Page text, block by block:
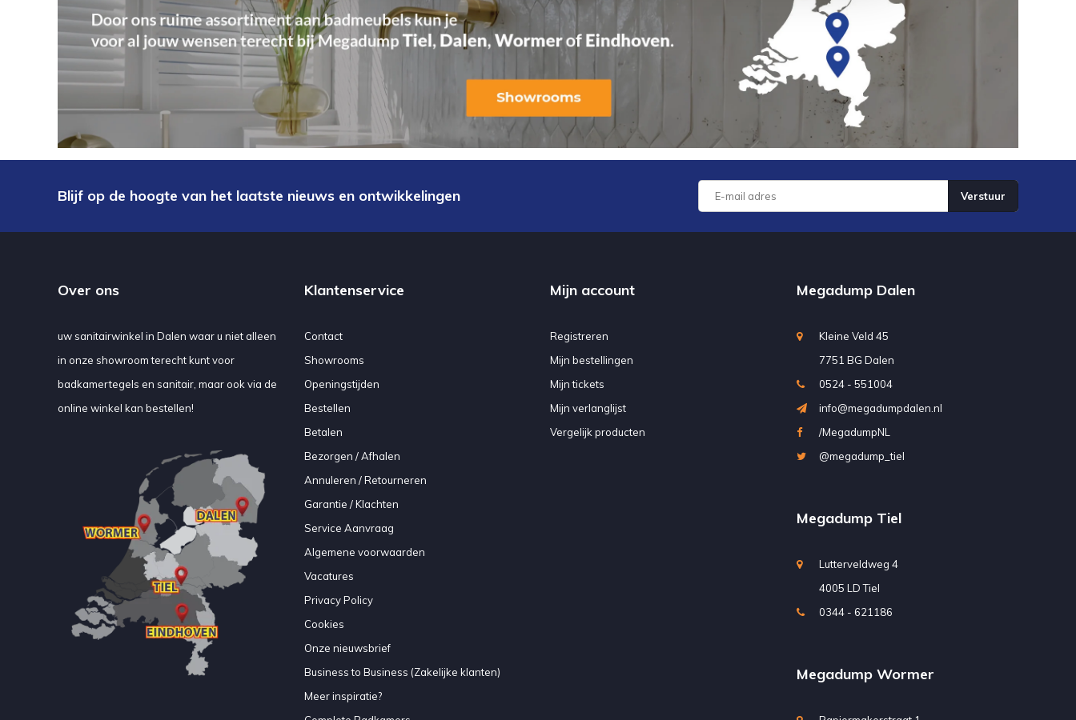
Blijf op de hoogte van het laatste nieuws en ontwikkelingen Verstuur
Over ons
uw sanitairwinkel in Dalen waar u niet alleen
in onze showroom terecht kunt voor
badkamertegels en sanitair, maar ook via de
online winkel kan bestellen!
Klantenservice
Contact
Showrooms
Openingstijden
Bestellen
Betalen
Bezorgen / Afhalen
Annuleren / Retourneren
Garantie / Klachten
Service Aanvraag
Algemene voorwaarden
Vacatures
Privacy Policy
Cookies
Onze nieuwsbrief
Business to Business (Zakelijke klanten)
Meer inspiratie?
Mijn account
Registreren
Mijn bestellingen
Mijn tickets
Mijn verlanglijst
Vergelijk producten
Megadump Dalen
Kleine Veld 45
7751 BG Dalen
0524 - 551004
info@megadumpdalen.nl
/MegadumpNL
@megadump_tiel
Megadump Tiel
Lutterveldweg 4
4005 LD Tiel
0344 - 621186
Megadump Wormer